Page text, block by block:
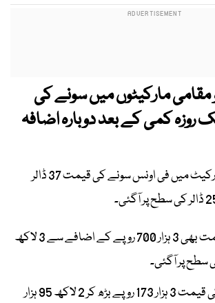
مارکیٹوں میں سونے کی
روزہ کمی کے بعد دوبارہ اضافہ
بین الاقوامی بلین مارکیٹ میں فی اونس سونے کی قیمت 37 ڈالر
فی تولہ سونے کی قیمت بھی 3 ہزار 700 روپے کے اضافے سے 3 لاکھ
فی دس گرام سونے کی قیمت 3 ہزار 173 روپے بڑھ کر 2 لاکھ 95 ہزار